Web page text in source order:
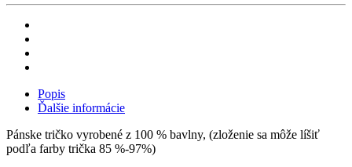
Popis
Ďalšie informácie
Pánske tričko vyrobené z 100 % bavlny, (zloženie sa môže líšiť
podľa farby trička 85 %-97%)